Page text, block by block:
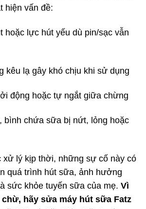
hiện vấn đề:
hoặc lực hút yếu dù pin/sạc vẫn
kêu lạ gây khó chịu khi sử dụng
động hoặc tự ngắt giữa chừng
bình chứa sữa bị nứt, lỏng hoặc
xử lý kịp thời, những sự cố này có
quá trình hút sữa, ảnh hưởng
sức khỏe tuyến sữa của mẹ. Vì
hãy sửa máy hút sữa Fatz